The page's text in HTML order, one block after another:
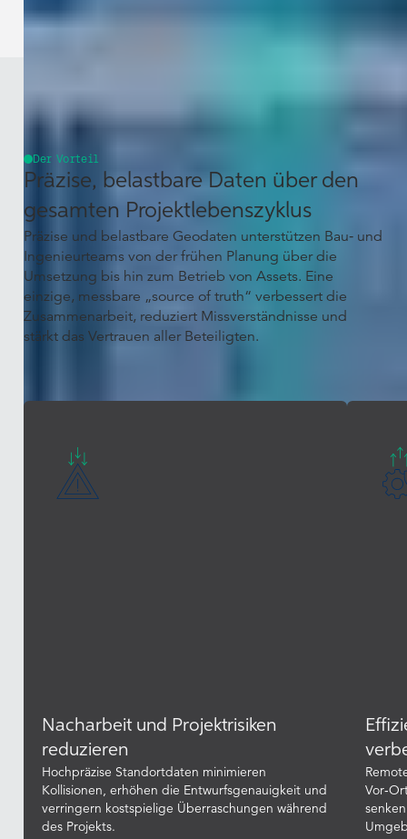
Der Vorteil
Präzise, belastbare Daten über den
gesamten Projektlebenszyklus
Präzise und belastbare Geodaten unterstützen Bau‑ und
Ingenieurteams von der frühen Planung über die
Umsetzung bis hin zum Betrieb von Assets. Eine
einzige, messbare „source of truth“ verbessert die
Zusammenarbeit, reduziert Missverständnisse und
stärkt das Vertrauen aller Beteiligten.
Nacharbeit und Projektrisiken
reduzieren
Hochpräzise Standortdaten minimieren
Kollisionen, erhöhen die Entwurfsgenauigkeit und
verringern kostspielige Überraschungen während
des Projekts.